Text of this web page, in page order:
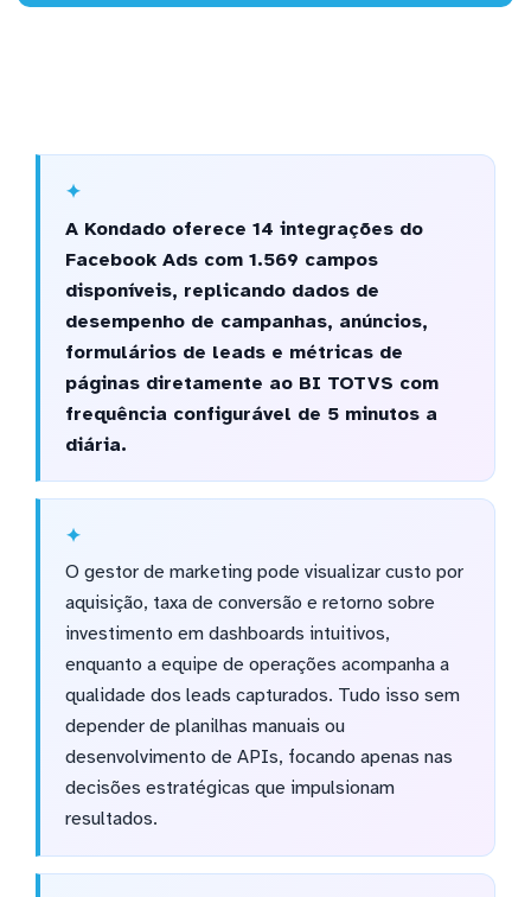
A Kondado oferece 14 integrações do
Facebook Ads com 1.569 campos
disponíveis, replicando dados de
desempenho de campanhas, anúncios,
formulários de leads e métricas de
páginas diretamente ao BI TOTVS com
frequência configurável de 5 minutos a
diária.
O gestor de marketing pode visualizar custo por
aquisição, taxa de conversão e retorno sobre
investimento em dashboards intuitivos,
enquanto a equipe de operações acompanha a
qualidade dos leads capturados. Tudo isso sem
depender de planilhas manuais ou
desenvolvimento de APIs, focando apenas nas
decisões estratégicas que impulsionam
resultados.